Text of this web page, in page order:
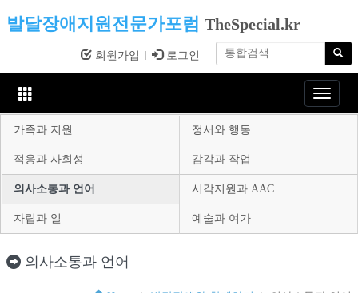
발달장애지원전문가포럼 TheSpecial.kr
회원가입 로그인
Toggle
가족과 지원
정서와 행동
적응과 사회성 감각과 작업
의사소통과 언어 시각지원과 AAC
자립과 일 예술과 여가
의사소통과 언어